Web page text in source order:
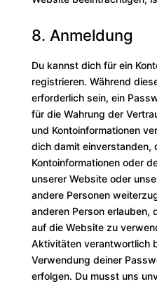
8. Anmeldung
Du kannst dich für ein
registrieren. Während
erforderlich sein, ein
für die Wahrung der
und Kontoinformationen
dich damit einverstanden,
Kontoinformationen oder
unserer Website oder
andere Personen
anderen Person erlauben,
auf die Website zu
Aktivitäten verantwortlich
Verwendung deiner
erfolgen. Du musst uns